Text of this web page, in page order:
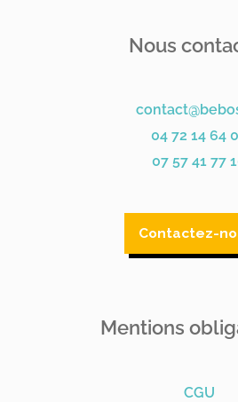
Nous
04 72 14 64
07 57 41 77
Contactez-
Mentions
CGU